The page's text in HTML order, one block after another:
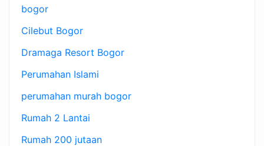
bogor
Cilebut Bogor
Dramaga Resort Bogor
Perumahan Islami
perumahan murah bogor
Rumah 2 Lantai
Rumah 200 jutaan